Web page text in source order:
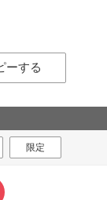
ーする
限定